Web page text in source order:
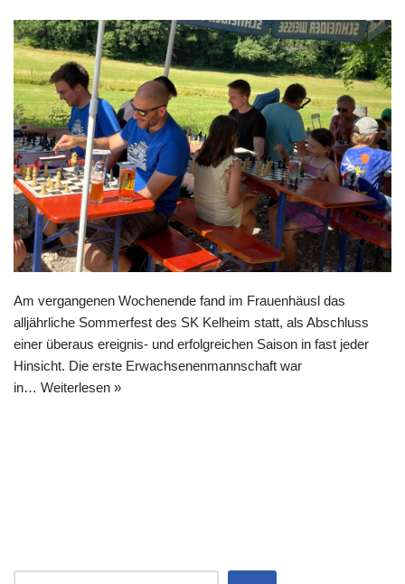
Am vergangenen Wochenende fand im Frauenhäusl das
alljährliche Sommerfest des SK Kelheim statt, als Abschluss
einer überaus ereignis- und erfolgreichen Saison in fast jeder
Hinsicht. Die erste Erwachsenenmannschaft war
in… Weiterlesen »